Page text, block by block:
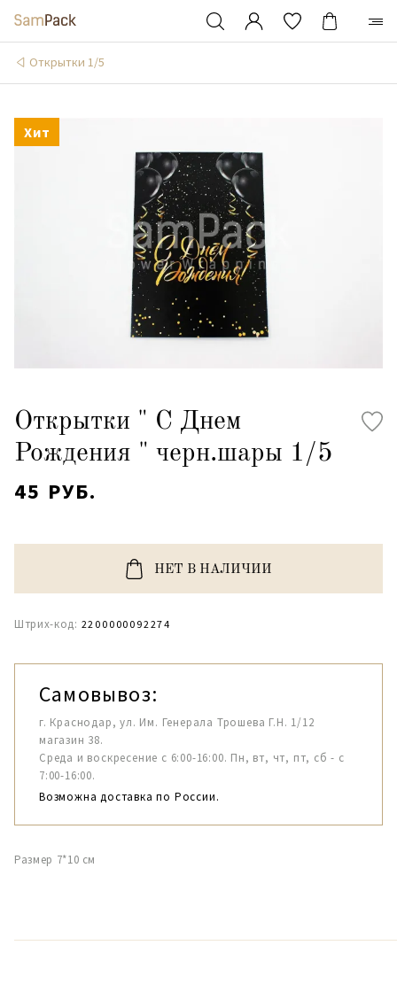
Открытки 1/5
Хит
Открытки " С Днем
Рождения " черн.шары 1/5
45 РУБ.
НЕТ В НАЛИЧИИ
Штрих-код: 2200000092274
Самовывоз:
г. Краснодар, ул. Им. Генерала Трошева Г.Н. 1/12
магазин 38.
Среда и воскресение с 6:00-16:00. Пн, вт, чт, пт, сб - с
7:00-16:00.
Возможна доставка по России.
Размер 7*10 см